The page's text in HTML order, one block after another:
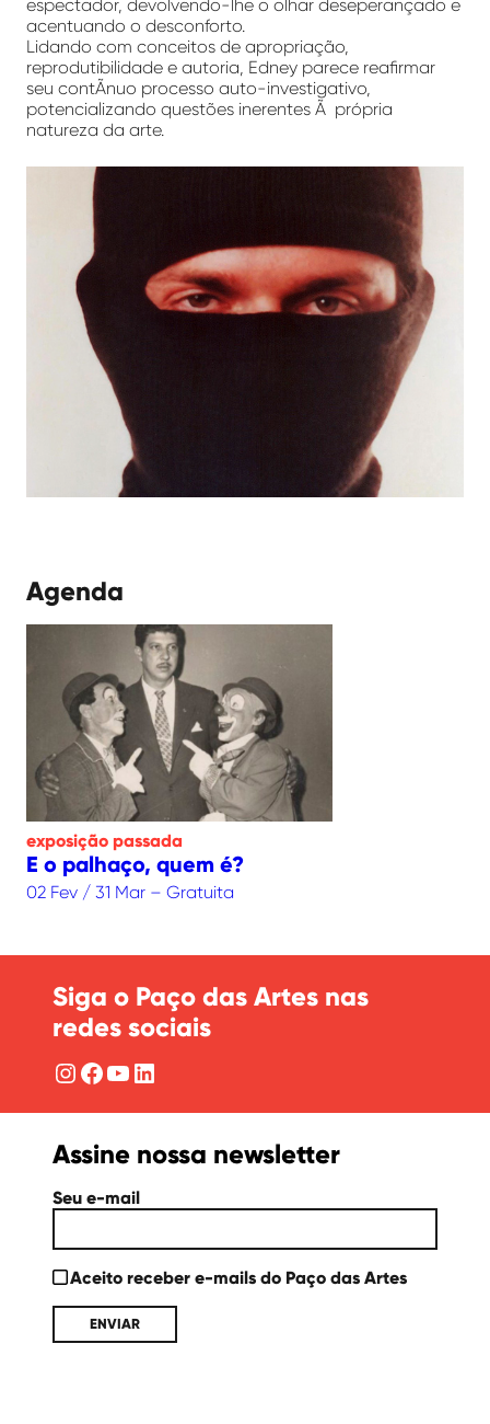
espectador, devolvendo-lhe o olhar deseperançado e
acentuando o desconforto.
Lidando com conceitos de apropriação,
reprodutibilidade e autoria, Edney parece reafirmar
seu contÃ­nuo processo auto-investigativo,
potencializando questões inerentes Ã própria
natureza da arte.
Agenda
exposição passada
E o palhaço, quem é?
02 Fev / 31 Mar – Gratuita
Siga o Paço das Artes nas
redes sociais
Instagram
Facebook
YouTube
LinkedIn
Assine nossa newsletter
Seu e-mail
Aceito receber e-mails do Paço das Artes